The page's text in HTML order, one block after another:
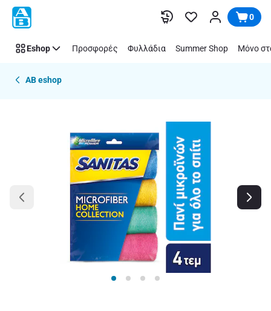
Παράλειψη 0
Eshop Προσφορές Φυλλάδια Summer Shop Μόνο
AB eshop